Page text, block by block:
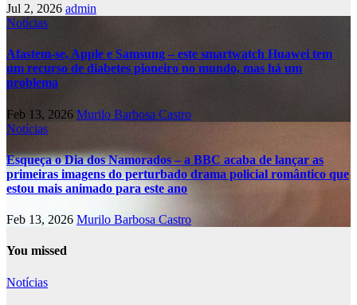
Jul 2, 2026 admin
Notícias
Afastem-se, Apple e Samsung – este smartwatch Huawei tem
um recurso de diabetes pioneiro no mundo, mas há um
problema
Feb 13, 2026 Murilo Barbosa Castro
Notícias
Esqueça o Dia dos Namorados – a BBC acaba de lançar as
primeiras imagens do perturbado drama policial romântico que
estou mais animado para este ano
Feb 13, 2026 Murilo Barbosa Castro
You missed
Notícias